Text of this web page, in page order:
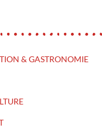
& GASTRONOMIE